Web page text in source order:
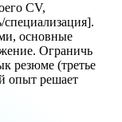
CV,
основные
Ограничь
резюме (третье
опыт решает